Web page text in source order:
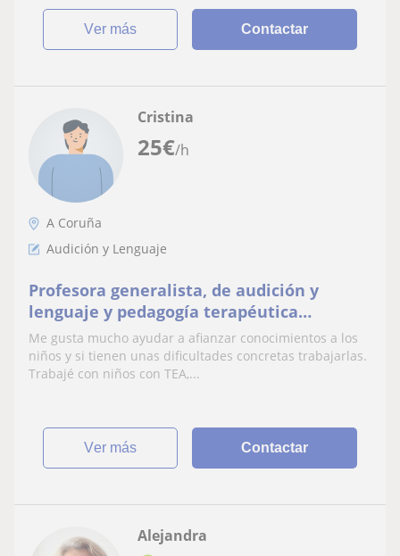
ver más Contactar
25€/h
Cristina
A Coruña
Audición y Lenguaje
Profesora generalista, de audición y
lenguaje y pedagogía terapéutica
especializada en la etapa de primaria
Me gusta mucho ayudar a afianzar conocimientos a los
niños y si tienen unas dificultades concretas trabajarlas.
Trabajé con niños con TEA,...
ver más Contactar
Alejandra